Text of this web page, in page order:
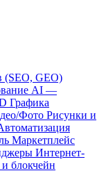
(SEO, GEO)
AI —
Графика
Фото Рисунки и
Маркетплейс
Интернет-
блокчейн